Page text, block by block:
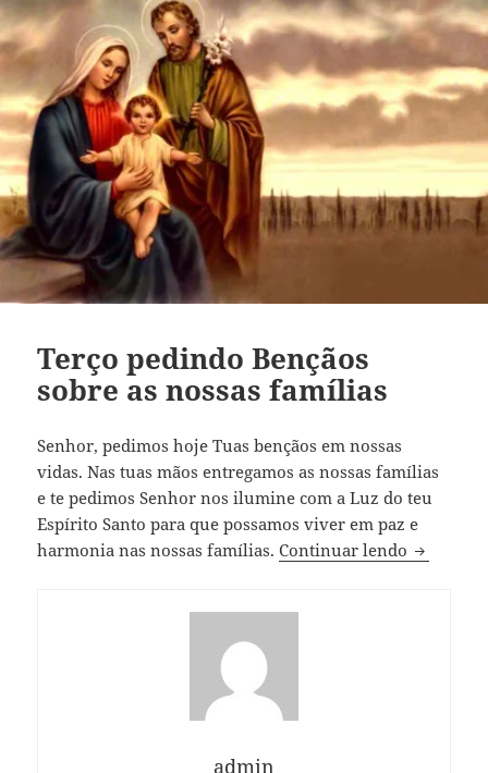
Terço pedindo Bençãos
sobre as nossas famílias
Senhor, pedimos hoje Tuas bençãos em nossas
vidas. Nas tuas mãos entregamos as nossas famílias
e te pedimos Senhor nos ilumine com a Luz do teu
Espírito Santo para que possamos viver em paz e
harmonia nas nossas famílias.Continuar lendo Terço
admin